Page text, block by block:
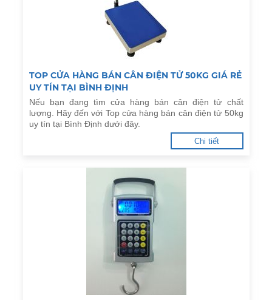
TOP CỬA HÀNG BÁN CÂN ĐIỆN TỬ 50KG GIÁ RẺ
UY TÍN TẠI BÌNH ĐỊNH
Nếu bạn đang tìm cửa hàng bán cân điện tử chất
lượng. Hãy đến với Top cửa hàng bán cân điện tử 50kg
uy tín tại Bình Định dưới đây.
Chi tiết